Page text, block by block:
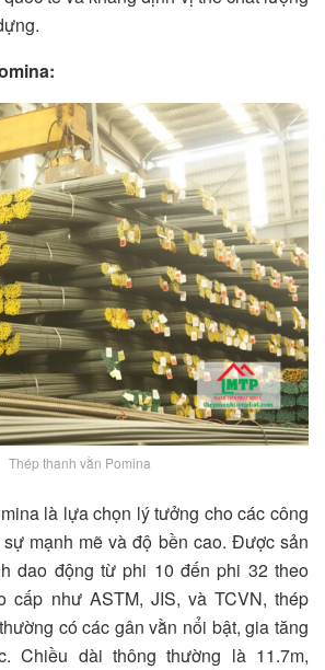
Thép thanh vằn Pomina
là lựa chọn lý tưởng cho các công
mạnh mẽ và độ bền cao. Được sản
dao động từ phi 10 đến phi 32 theo
cấp như ASTM, JIS, và TCVN, thép
có các gân vằn nổi bật, gia tăng
Chiều dài thông thường là 11.7m,